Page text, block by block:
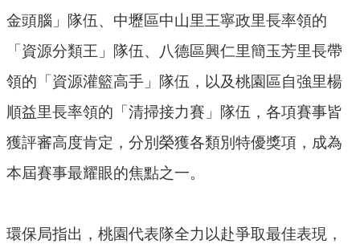
大
廢
俱
垃
圾
清
運
眾
金頭腦」隊伍、中壢區中山里王寧政里長率領的
「資源分類王」隊伍、八德區興仁里簡玉芳里長帶
領的「資源灌籃高手」隊伍，以及桃園區自強里楊
順益里長率領的「清掃接力賽」隊伍，各項賽事皆
獲評審高度肯定，分別榮獲各類別特優獎項，成為
本屆賽事最耀眼的焦點之一。
環保局指出，桃園代表隊全力以赴爭取最佳表現，